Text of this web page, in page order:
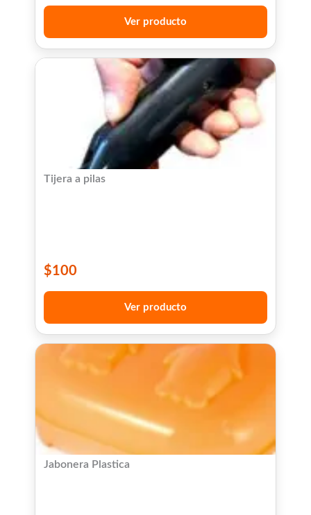
Ver producto
Tijera a pilas
$100
Ver producto
Jabonera Plastica